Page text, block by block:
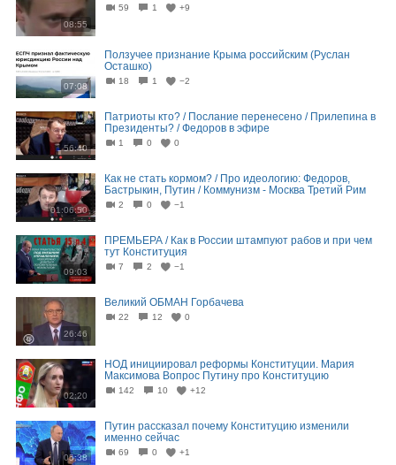
08:55
59 1 +9
07:08
Ползучее признание Крыма российским (Руслан
Осташко)
18 1 −2
56:40
Патриоты кто? / Послание перенесено / Прилепина в
Президенты? / Федоров в эфире
1 0 0
01:06:50
Как не стать кормом? / Про идеологию: Федоров,
Бастрыкин, Путин / Коммунизм - Москва Третий Рим
2 0 −1
09:03
ПРЕМЬЕРА / Как в России штампуют рабов и при чем
тут Конституция
7 2 −1
26:46
Великий ОБМАН Горбачева
22 12 0
02:20
НОД инициировал реформы Конституции. Мария
Максимова Вопрос Путину про Конституцию
142 10 +12
05:38
Путин рассказал почему Конституцию изменили
именно сейчас
69 0 +1